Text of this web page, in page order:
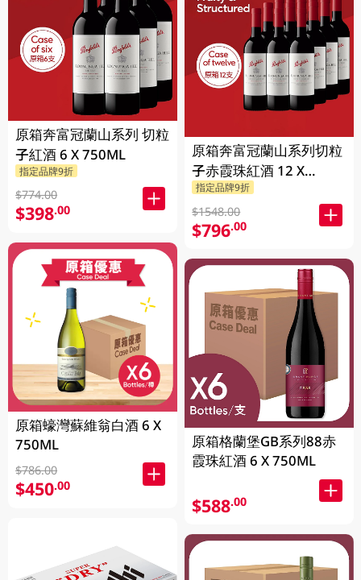
原箱奔富冠蘭山系列 切粒
子紅酒 6 X 750ML
指定品牌9折
$774.00
$398.00
原箱蠔灣蘇維翁白酒 6 X
750ML
$786.00
$450.00
原箱奔富冠蘭山系列切粒
子赤霞珠紅酒 12 X
750ML
指定品牌9折
$1548.00
$796.00
原箱格蘭堡GB系列88赤
霞珠紅酒 6 X 750ML
$588.00